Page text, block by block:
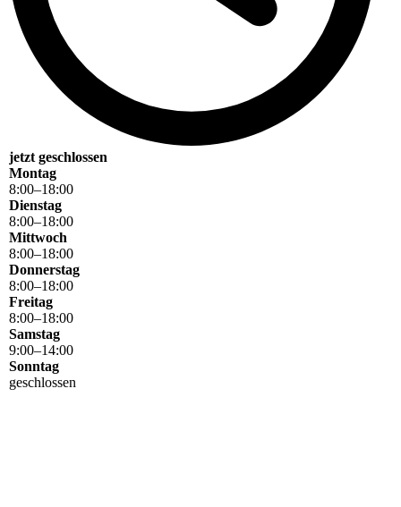
jetzt geschlossen
Montag
8:00–18:00
Dienstag
8:00–18:00
Mittwoch
8:00–18:00
Donnerstag
8:00–18:00
Freitag
8:00–18:00
Samstag
9:00–14:00
Sonntag
geschlossen